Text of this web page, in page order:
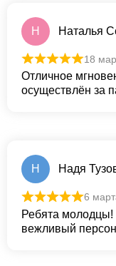
Н Наталья
18
Отличное
осуществлён за
Н Надя
6
Ребята
вежливый